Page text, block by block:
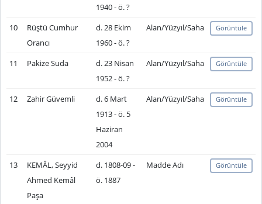
1940 - ö. ?
10
Rüştü Cumhur
Orancı
d. 28 Ekim
1960 - ö. ?
Alan/Yüzyıl/Saha Görüntüle
11 Pakize Suda
d. 23 Nisan
1952 - ö. ?
Alan/Yüzyıl/Saha Görüntüle
12 Zahir Güvemli
d. 6 Mart
1913 - ö. 5
Haziran
2004
Alan/Yüzyıl/Saha Görüntüle
13
KEMÂL, Seyyid
Ahmed Kemâl
Paşa
d. 1808-09 -
ö. 1887
Madde Adı Görüntüle